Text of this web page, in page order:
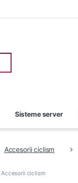
Sisteme server
Accesorii ciclism
Accesorii ciclism